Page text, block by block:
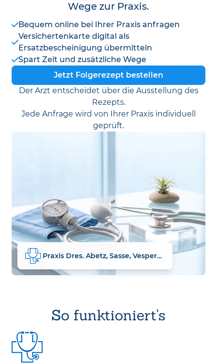
Wege zur Praxis.
Bequem online bei Ihrer Praxis anfragen
Versichertenkarte digital als
Ersatzbescheinigung übermitteln
Spart Zeit und zusätzliche Wege
Jetzt Folgerezept bestellen
Der Arzt entscheidet über die Ausstellung des
Rezepts.
Jede Anfrage wird von Ihrer Praxis individuell
geprüft.
Praxis Dres. Abetz, Sasse, Vespermann
So funktioniert's